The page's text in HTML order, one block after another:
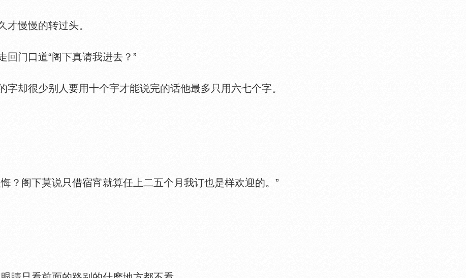
才慢慢的转过头。
门口道“阁下真请我进去？”
却很少别人要用十个宇才能说完的话他最多只用六七个字。
阁下莫说只借宿宵就算任上二五个月我订也是样欢迎的。”